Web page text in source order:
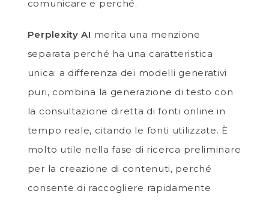
comunicare e perché.
Perplexity AI merita una menzione
separata perché ha una caratteristica
unica: a differenza dei modelli generativi
puri, combina la generazione di testo con
la consultazione diretta di fonti online in
tempo reale, citando le fonti utilizzate. È
molto utile nella fase di ricerca preliminare
per la creazione di contenuti, perché
consente di raccogliere rapidamente